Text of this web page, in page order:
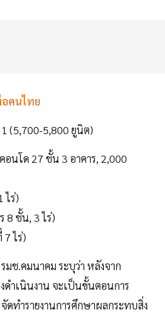
อคนไทย
(5,700-5,800 ยูนิต)
อนโด 27 ชั้น 3 อาคาร, 2,000
ไร่)
8 ชั้น, 3 ไร่)
ไร่)
มช.คมนาคม ระบุว่า หลังจาก
ำเนินงาน จะเป็นขั้นตอนการ
ดทำรายงานการศึกษาผลกระทบสิ่ง